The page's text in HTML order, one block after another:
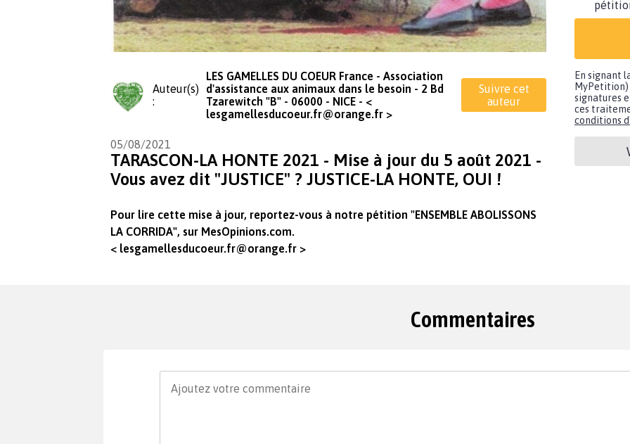
Auteur(s)
:
LES GAMELLES DU COEUR France - Association
d'assistance aux animaux dans le besoin - 2 Bd
Tzarewitch "B" - 06000 - NICE - <
lesgamellesducoeur.fr@orange.fr >
Suivre cet
auteur
05/08/2021
TARASCON-LA HONTE 2021 - Mise à jour du 5 août 2021 -
Vous avez dit "JUSTICE" ? JUSTICE-LA HONTE, OUI !
Pour lire cette mise à jour, reportez-vous à notre pétition "ENSEMBLE ABOLISSONS
LA CORRIDA", sur MesOpinions.com.
< lesgamellesducoeur.fr@orange.fr >
En signant
MyPetition)
signatures
ces
conditions
Commentaires